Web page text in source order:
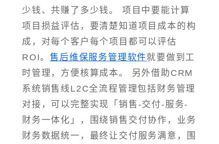
少钱、共赚了多少钱。 项目中要能计算
项目损益评估，要清楚知道项目成本的构
成，对每个客户每个项目都可以评估
ROI。售后维保服务管理软件就要做到工
时管理，方便核算成本。 另外借助CRM
系统销售线L2C全流程管理包括财务管理
对接，可以完整实现「销售-交付-服务-
财务一体化」，围绕销售交付协作，业务
财务数据统一，最终让交付服务满意，围